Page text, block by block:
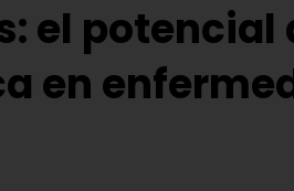
potencial
en